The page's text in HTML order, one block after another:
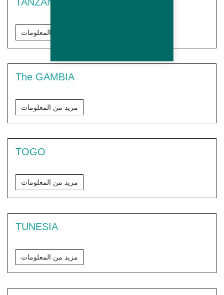
مزيد من المعلومات
The GAMBIA
مزيد من المعلومات
TOGO
مزيد من المعلومات
TUNESIA
مزيد من المعلومات